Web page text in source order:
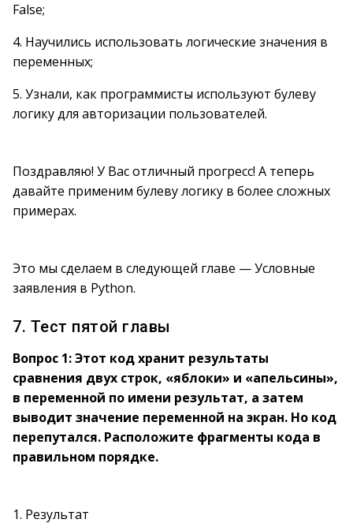
False;
4. Научились использовать логические значения в
переменных;
5. Узнали, как программисты используют булеву
логику для авторизации пользователей.
Поздравляю! У Вас отличный прогресс! А теперь
давайте применим булеву логику в более сложных
примерах.
Это мы сделаем в следующей главе — Условные
заявления в Python.
7. Тест пятой главы
Вопрос 1: Этот код хранит результаты
сравнения двух строк, «яблоки» и «апельсины»,
в переменной по имени результат, а затем
выводит значение переменной на экран. Но код
перепутался. Расположите фрагменты кода в
правильном порядке.
1. Результат